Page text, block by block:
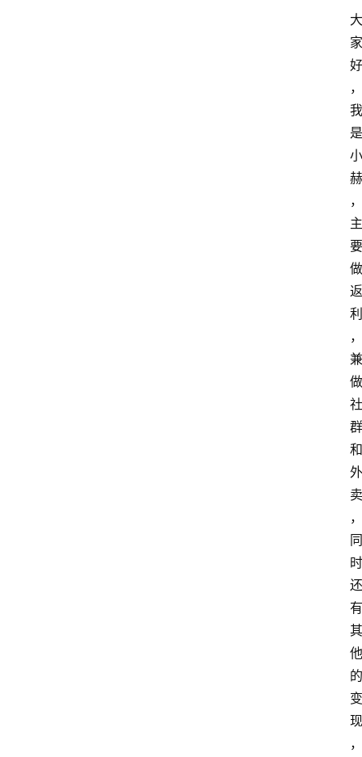
大
家
好
，
我
是
小
赫
，
主
要
做
返
利
，
兼
做
社
群
和
外
卖
，
同
时
还
有
其
他
的
变
现
，